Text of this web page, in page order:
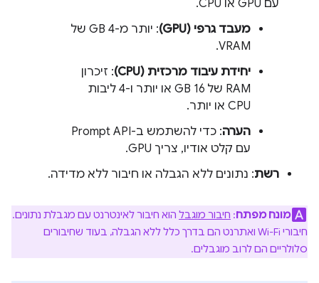
עם GPU או CPU.
מעבד גרפי (GPU)
: יותר מ-4 GB של
VRAM.
יחידת עיבוד מרכזית (CPU)
: זיכרון
RAM של 16 GB או יותר ו-4 ליבות
CPU או יותר.
הערה
: כדי להשתמש ב-Prompt API
עם קלט אודיו, צריך GPU.
רשת: נתונים ללא הגבלה או חיבור ללא מדידה.
מונח מפתח: חיבור מוגבל הוא חיבור לאינטרנט עם מגבלת נתונים.
חיבורי Wi-Fi ואתרנט הם בדרך כלל ללא הגבלה, בעוד שחיבורים
סלולריים הם לרוב מוגבלים.